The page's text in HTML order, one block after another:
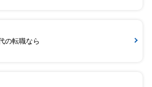
の転職なら